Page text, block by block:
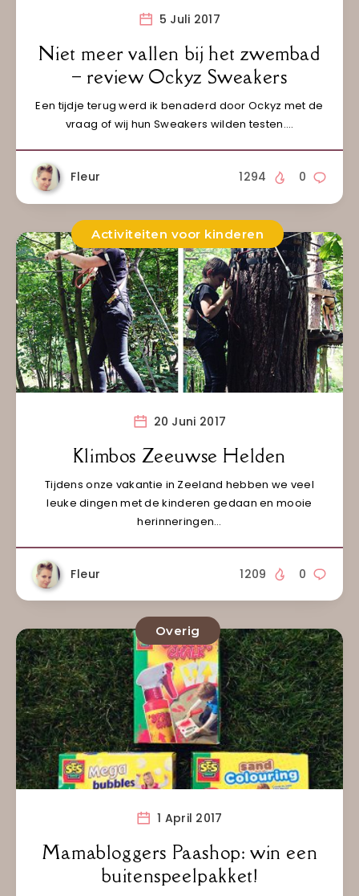
5 Juli 2017
Niet meer vallen bij het zwembad
– review Ockyz Sweakers
Een tijdje terug werd ik benaderd door Ockyz met de
vraag of wij hun Sweakers wilden testen….
Fleur 0
1294
Activiteiten voor kinderen
20 Juni 2017
Klimbos Zeeuwse Helden
Tijdens onze vakantie in Zeeland hebben we veel
leuke dingen met de kinderen gedaan en mooie
herinneringen…
Fleur 0
1209
Overig
1 April 2017
Mamabloggers Paashop: win een
buitenspeelpakket!